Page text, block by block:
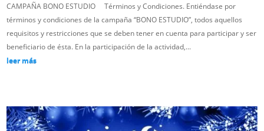
CAMPAÑA BONO ESTUDIO Términos y Condiciones. Entiéndase por
términos y condiciones de la campaña “BONO ESTUDIO”, todos aquellos
requisitos y restricciones que se deben tener en cuenta para participar y ser
beneficiario de ésta. En la participación de la actividad,...
leer más